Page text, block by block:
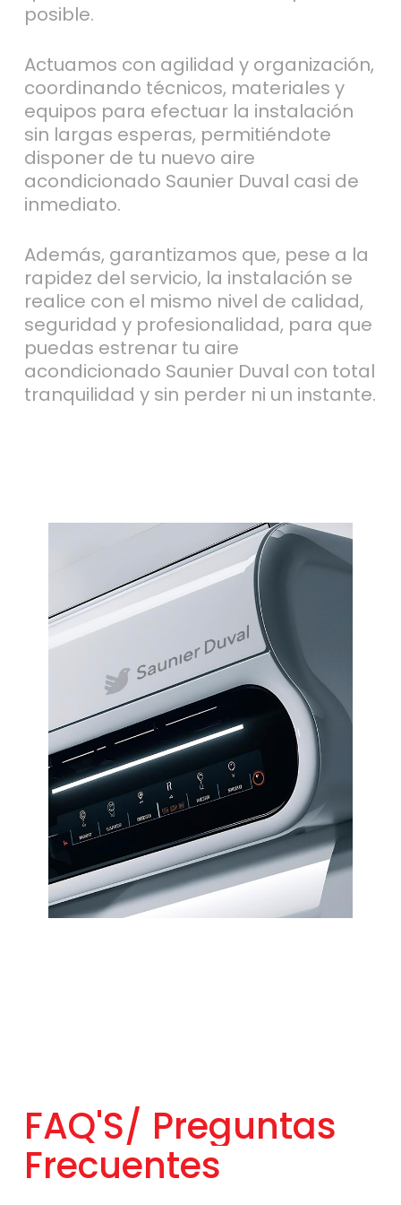
posible.
Actuamos con agilidad y organización,
coordinando técnicos, materiales y
equipos para efectuar la instalación
sin largas esperas, permitiéndote
disponer de tu nuevo aire
acondicionado Saunier Duval casi de
inmediato.
Además, garantizamos que, pese a la
rapidez del servicio, la instalación se
realice con el mismo nivel de calidad,
seguridad y profesionalidad, para que
puedas estrenar tu aire
acondicionado Saunier Duval con total
tranquilidad y sin perder ni un instante.
FAQ'S/ Preguntas
Frecuentes